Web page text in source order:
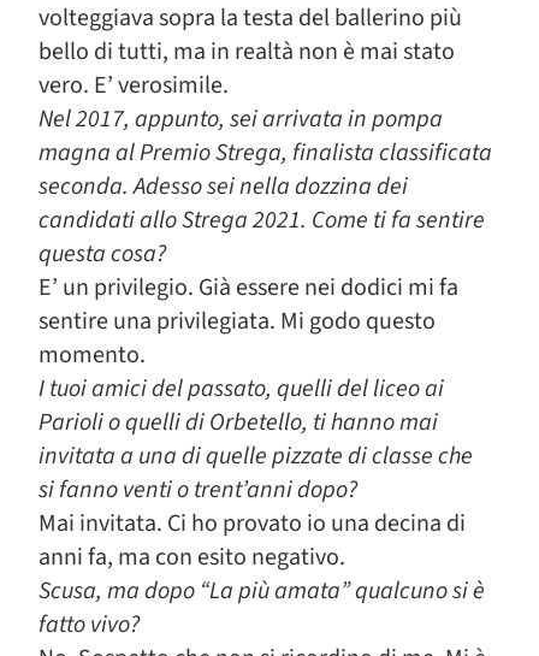
volteggiava sopra la testa del ballerino più
bello di tutti, ma in realtà non è mai stato
vero. E’ verosimile.
Nel 2017, appunto, sei arrivata in pompa
magna al Premio Strega, finalista classificata
seconda. Adesso sei nella dozzina dei
candidati allo Strega 2021. Come ti fa sentire
questa cosa?
E’ un privilegio. Già essere nei dodici mi fa
sentire una privilegiata. Mi godo questo
momento.
I tuoi amici del passato, quelli del liceo ai
Parioli o quelli di Orbetello, ti hanno mai
invitata a una di quelle pizzate di classe che
si fanno venti o trent’anni dopo?
Mai invitata. Ci ho provato io una decina di
anni fa, ma con esito negativo.
Scusa, ma dopo “La più amata” qualcuno si è
fatto vivo?